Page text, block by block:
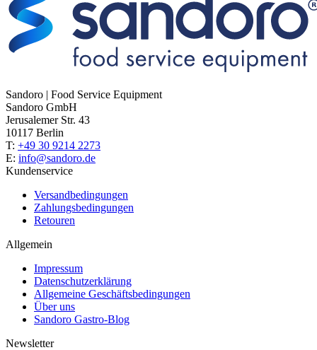
Sandoro | Food Service Equipment
Sandoro GmbH
Jerusalemer Str. 43
10117 Berlin
T: +49 30 9214 2273
E: info@sandoro.de
Kundenservice
Versandbedingungen
Zahlungsbedingungen
Retouren
Allgemein
Impressum
Datenschutzerklärung
Allgemeine Geschäftsbedingungen
Über uns
Sandoro Gastro-Blog
Newsletter